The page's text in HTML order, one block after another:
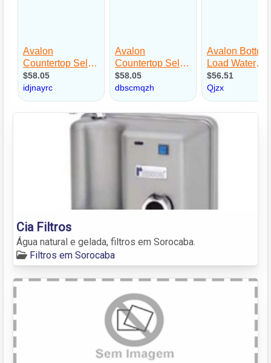
Cia Filtros
Água natural e gelada, filtros em Sorocaba.
Filtros em Sorocaba